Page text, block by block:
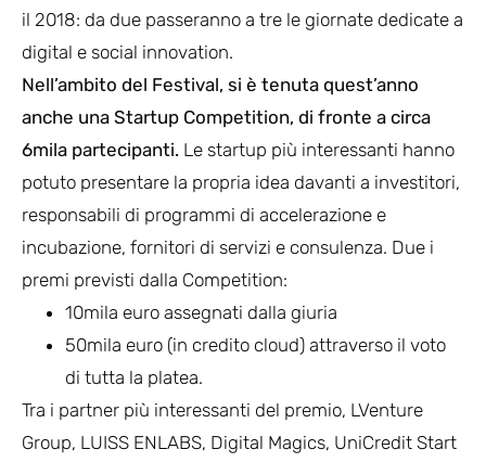
il 2018: da due passeranno a tre le giornate dedicate a
digital e social innovation.
Nell’ambito del Festival, si è tenuta quest’anno
anche una Startup Competition, di fronte a circa
6mila partecipanti. Le startup più interessanti hanno
potuto presentare la propria idea davanti a investitori,
responsabili di programmi di accelerazione e
incubazione, fornitori di servizi e consulenza. Due i
premi previsti dalla Competition:
10mila euro assegnati dalla giuria
50mila euro (in credito cloud) attraverso il voto
di tutta la platea.
Tra i partner più interessanti del premio, LVenture
Group, LUISS ENLABS, Digital Magics, UniCredit Start